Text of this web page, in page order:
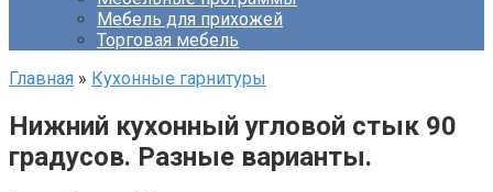
Мебель для прихожей
Торговая мебель
Главная » Кухонные гарнитуры
Нижний кухонный угловой стык 90
градусов. Разные варианты.